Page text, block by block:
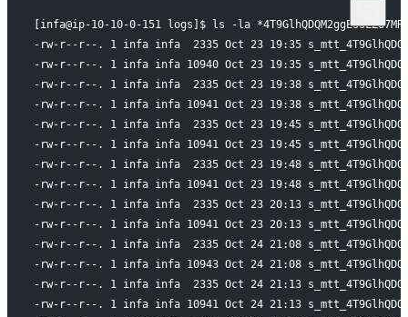
[infa@ip-10-10-0-151 logs]$ ls -la
-rw-r--r--. 1 infa infa  2335 Oct 23 19:35
-rw-r--r--. 1 infa infa 10940 Oct 23 19:35
-rw-r--r--. 1 infa infa  2335 Oct 23 19:38
-rw-r--r--. 1 infa infa 10941 Oct 23 19:38
-rw-r--r--. 1 infa infa  2335 Oct 23 19:45
-rw-r--r--. 1 infa infa 10941 Oct 23 19:45
-rw-r--r--. 1 infa infa  2335 Oct 23 19:48
-rw-r--r--. 1 infa infa 10941 Oct 23 19:48
-rw-r--r--. 1 infa infa  2335 Oct 23 20:13
-rw-r--r--. 1 infa infa 10941 Oct 23 20:13
-rw-r--r--. 1 infa infa  2335 Oct 24 21:08
-rw-r--r--. 1 infa infa 10943 Oct 24 21:08
-rw-r--r--. 1 infa infa  2335 Oct 24 21:13
-rw-r--r--. 1 infa infa 10941 Oct 24 21:13